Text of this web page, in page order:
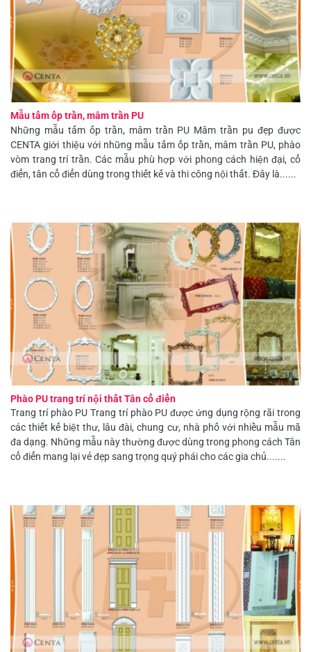
Mẫu tấm ốp trần, mâm trần PU
Những mẫu tấm ốp trần, mâm trần PU Mâm trần pu đẹp được
CENTA giới thiệu với những mẫu tấm ốp trần, mâm trần PU, phào
vòm trang trí trần. Các mẫu phù hợp với phong cách hiện đại, cổ
điển, tân cổ điển dùng trong thiết kế và thi công nội thất. Đây là......
Phào PU trang trí nội thất Tân cổ điển
Trang trí phào PU Trang trí phào PU được ứng dụng rộng rãi trong
các thiết kế biệt thư, lâu đài, chung cư, nhà phố với nhiều mẫu mã
đa dạng. Những mẫu này thường được dùng trong phong cách Tân
cổ điển mang lại vẻ đẹp sang trọng quý phái cho các gia chủ.......